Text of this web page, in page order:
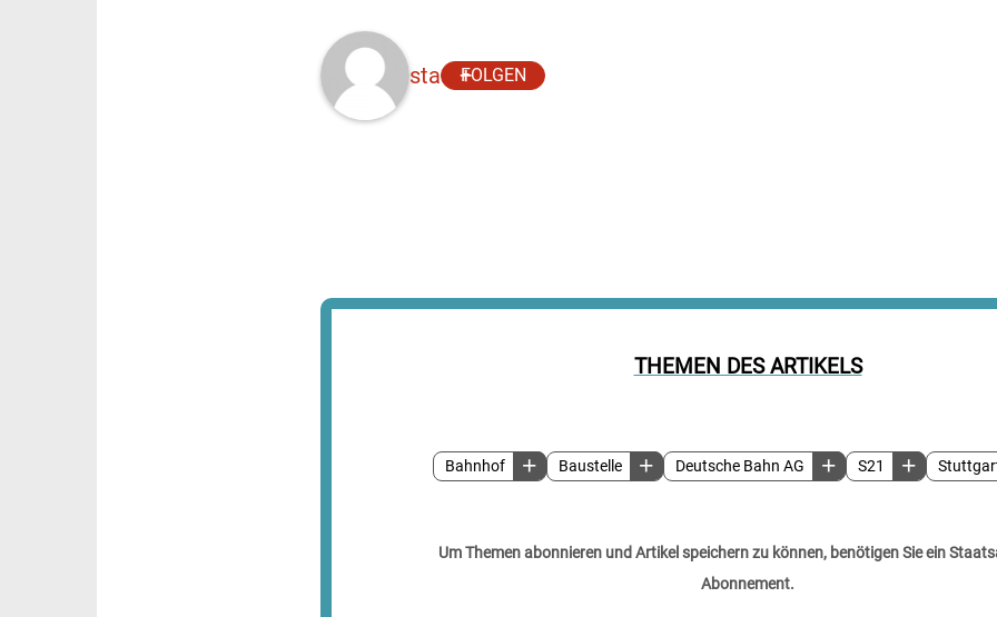
THEMEN DES ARTIKELS
Bahnhof Baustelle Deutsche Bahn AG S21
Um Themen abonnieren und Artikel speichern zu können, benötigen Sie ein
Abonnement.
sta FOLGEN